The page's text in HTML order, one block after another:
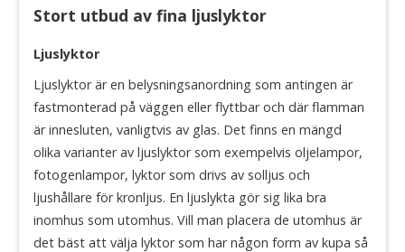
Stort utbud av fina ljuslyktor
Ljuslyktor
Ljuslyktor är en belysningsanordning som antingen är
fastmonterad på väggen eller flyttbar och där flamman
är innesluten, vanligtvis av glas. Det finns en mängd
olika varianter av ljuslyktor som exempelvis oljelampor,
fotogenlampor, lyktor som drivs av solljus och
ljushållare för kronljus. En ljuslykta gör sig lika bra
inomhus som utomhus. Vill man placera de utomhus är
det bäst att välja lyktor som har någon form av kupa så